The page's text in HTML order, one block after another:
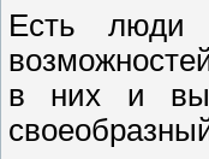
Есть люди
в них и